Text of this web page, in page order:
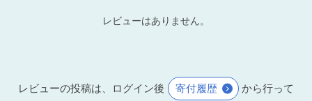
レビューはありません。
レビューの投稿は、ログイン後 寄付履歴
から行って